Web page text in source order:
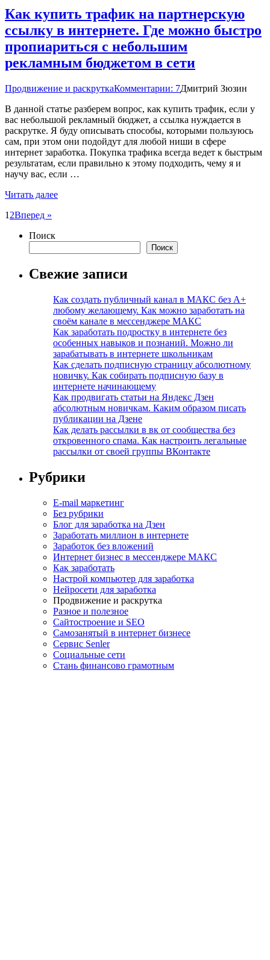
Как купить трафик на партнерскую
ссылку в интернете. Где можно быстро
пропиариться с небольшим
рекламным бюджетом в сети
Продвижение и раскруткаКомментарии: 7Дмитрий Зюзин
В данной статье разберем вопрос, как купить трафик, если у
вас небольшой рекламный бюджет, а ссылка нуждается в
раскрутке. Я буду описывать способы, которыми пользуюсь
сам, при этом они подойдут для любой ниши в сфере
интернет заработка. Покупка трафика всегда ведет к быстрым
результатам, если правильно к этому подходить, чему я и
научу вас, если …
Читать далее
Пагинация
записей
1 2Вперед »
Поиск
Поиск
Свежие записи
Как создать публичный канал в МАКС без А+
любому желающему. Как можно заработать на
своём канале в мессенджере МАКС
Как заработать подростку в интернете без
особенных навыков и познаний. Можно ли
зарабатывать в интернете школьникам
Как сделать подписную страницу абсолютному
новичку. Как собирать подписную базу в
интернете начинающему
Как продвигать статьи на Яндекс Дзен
абсолютным новичкам. Каким образом писать
публикации на Дзене
Как делать рассылки в вк от сообщества без
откровенного спама. Как настроить легальные
рассылки от своей группы ВКонтакте
Рубрики
E-mail маркетинг
Без рубрики
Блог для заработка на Дзен
Заработать миллион в интернете
Заработок без вложений
Интернет бизнес в мессенджере МАКС
Как заработать
Настрой компьютер для заработка
Нейросети для заработка
Продвижение и раскрутка
Разное и полезное
Сайтостроение и SEO
Самозанятый в интернет бизнесе
Сервис Senler
Социальные сети
Стань финансово грамотным